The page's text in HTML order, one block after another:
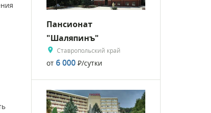
Пансионат
"Шаляпинъ"
Ставропольский край
от 6 000 Р/сутки